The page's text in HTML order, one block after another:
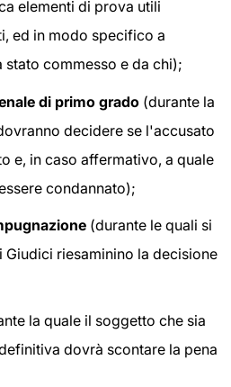
elementi di prova utili
ed in modo specifico a
commesso e da chi);
di primo grado (durante la
decidere se l'accusato
e, in caso affermativo, a quale
condannato);
(durante le quali si
riesaminino la decisione
la quale il soggetto che sia
dovrà scontare la pena